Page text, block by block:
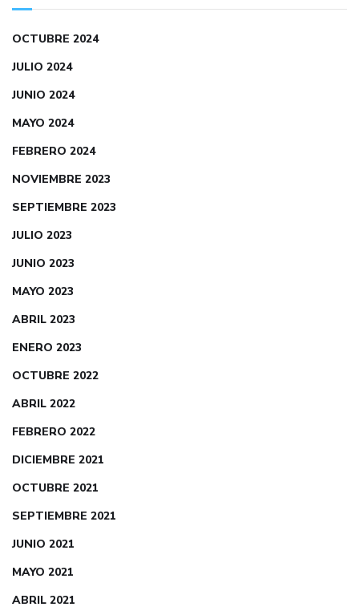
OCTUBRE 2024
JULIO 2024
JUNIO 2024
MAYO 2024
FEBRERO 2024
NOVIEMBRE 2023
SEPTIEMBRE 2023
JULIO 2023
JUNIO 2023
MAYO 2023
ABRIL 2023
ENERO 2023
OCTUBRE 2022
ABRIL 2022
FEBRERO 2022
DICIEMBRE 2021
OCTUBRE 2021
SEPTIEMBRE 2021
JUNIO 2021
MAYO 2021
ABRIL 2021